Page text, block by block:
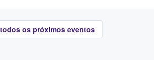
os próximos eventos